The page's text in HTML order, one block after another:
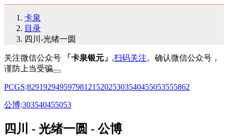
卡泉
目录
四川-光绪一圆
关注微信公众号 「卡泉银元」 ,扫码关注。确认微信公众号，
谨防上当受骗
PCGS:8291929495979812152025303540455053555862
公博:303540455053
四川 - 光绪一圆 - 公博